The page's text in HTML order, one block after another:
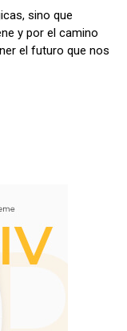
sino que
y por el camino
el futuro que nos